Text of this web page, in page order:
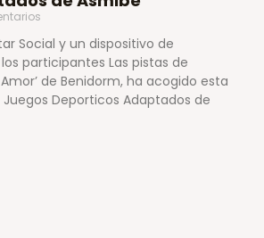
Social y un dispositivo de
participantes Las pistas de
de Benidorm, ha acogido esta
Deporticos Adaptados de